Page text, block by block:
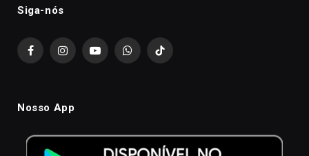
Siga-nós
FacebookInstagramYouTubeWhatsAppTikTok
Nosso App